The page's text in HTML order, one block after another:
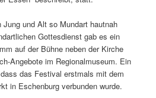
und Alt so Mundart hautnah
Gottesdienst gab es ein
auf der Bühne neben der Kirche
Angebote im Regionalmuseum. Ein
das Festival erstmals mit dem
in Eschenburg verbunden wurde.